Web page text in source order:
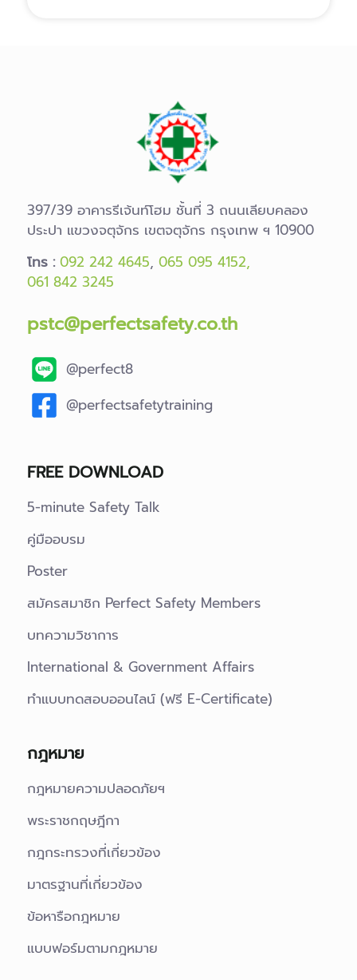
397/39 อาคารรีเจ้นท์โฮม ชั้นที่ 3 ถนนเลียบคลอง
ประปา แขวงจตุจักร เขตจตุจักร กรุงเทพ ฯ 10900
โทร : 092 242 4645, 065 095 4152,
061 842 3245
pstc@perfectsafety.co.th
@perfect8
@perfectsafetytraining
FREE DOWNLOAD
5-minute Safety Talk
คู่มืออบรม
Poster
สมัครสมาชิก Perfect Safety Members
บทความวิชาการ
International & Government Affairs
ทำแบบทดสอบออนไลน์ (ฟรี E-Certificate)
กฎหมาย
กฎหมายความปลอดภัยฯ
พระราชกฤษฎีกา
กฎกระทรวงที่เกี่ยวข้อง
มาตรฐานที่เกี่ยวข้อง
ข้อหารือกฎหมาย
แบบฟอร์มตามกฎหมาย